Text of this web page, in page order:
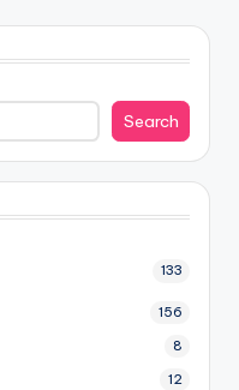
Search
133
156
8
12